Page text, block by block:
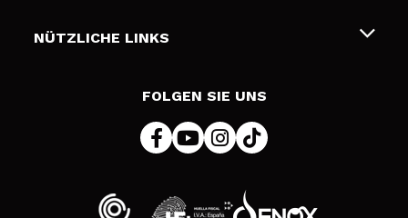
Zahlung
Bedingungen und Datenschutz
NÜTZLICHE LINKS
FOLGEN SIE UNS